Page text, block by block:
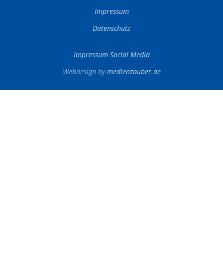
Impressum
Datenschutz
Impressum Social Media
Webdesign bymedienzauber.de